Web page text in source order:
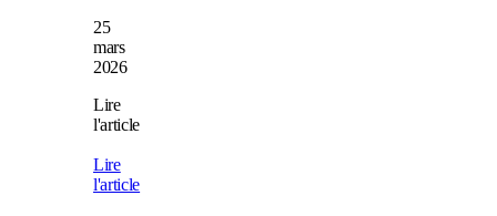
25
mars
2026
Lire
l'article
Lire
l'article